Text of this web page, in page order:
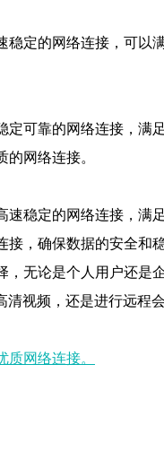
定的网络连接，可
可靠的网络连接，
网络连接。
稳定的网络连接，
，确保数据的安全和稳
无论是个人用户还
视频，还是进行远程
网络连接。